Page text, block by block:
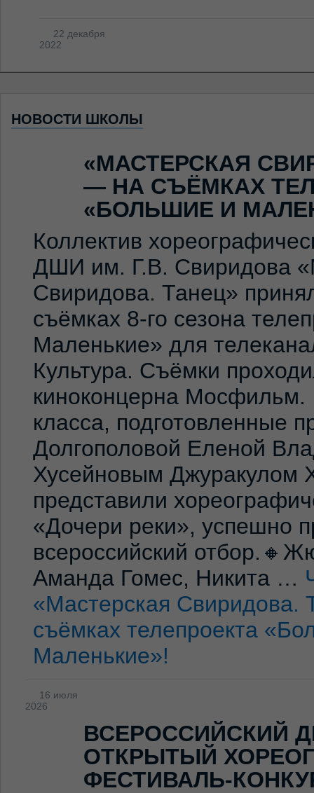
22 декабря
2022
НОВОСТИ ШКОЛЫ
«МАСТЕРСКАЯ
— НА СЪЁМКАХ
«БОЛЬШИЕ И
Коллектив
ДШИ им. Г.В. Свиридова
Свиридова. Танец»
съёмках 8-го сезона
Маленькие» для
Культура. Съёмки
киноконцерна Мосфильм.
класса, подготовленные
Долгополовой Еленой
Хусейновым Джуракулом
представили
«Дочери реки», успешно
всероссийский
Аманда Гомес, Никита …
«Мастерская Свиридова.
съёмках телепроекта
Маленькие»!
16 июля
2026
ВСЕРОССИЙСКИЙ
ОТКРЫТЫЙ
ФЕСТИВАЛЬ-